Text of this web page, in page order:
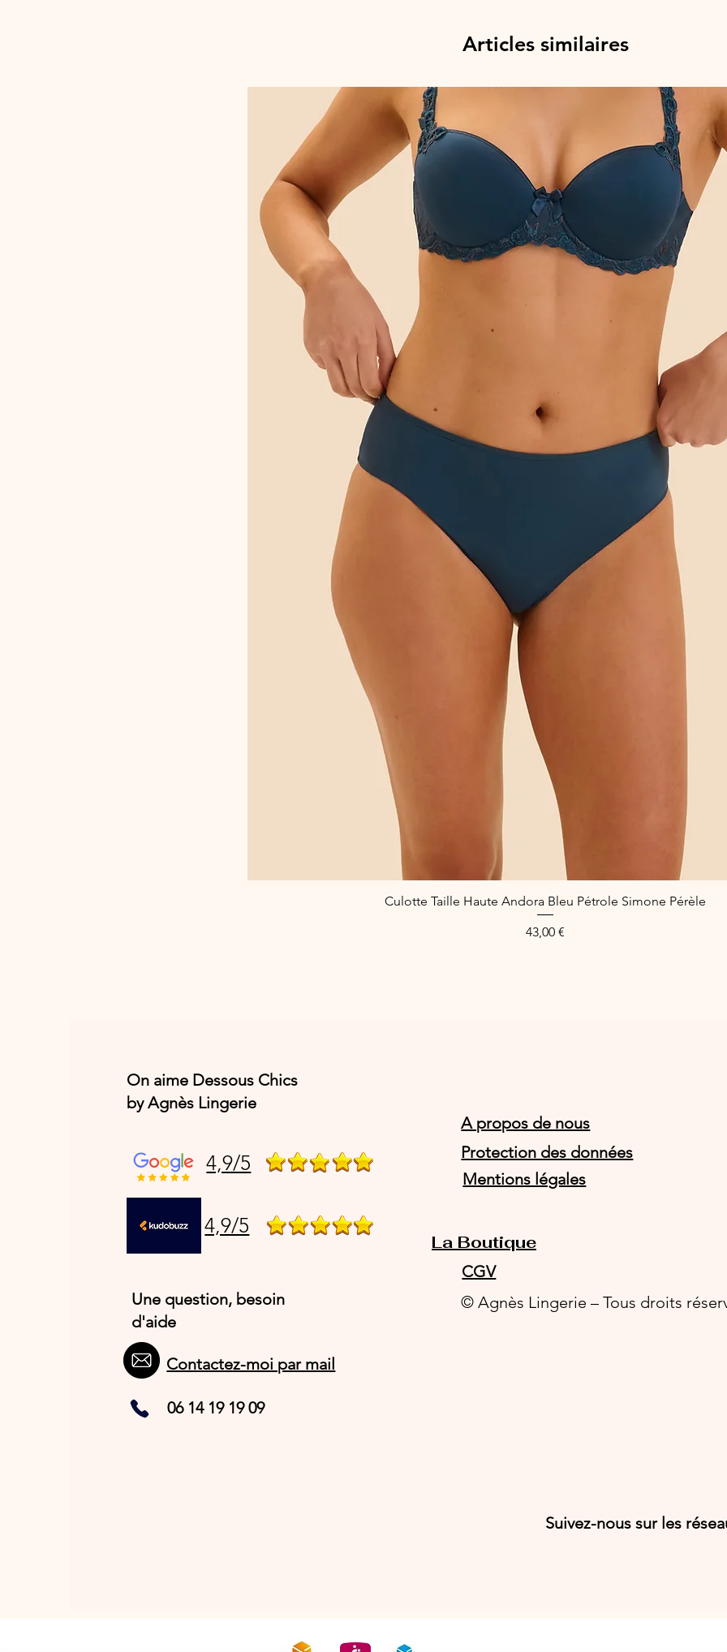
Articles similaires
Aperçu rapide
Culotte Taille Haute Andora Bleu Pétrole Simone Pérèle
Prix
43,00 €
On aime Dessous Chics
by Agnès Lingerie
4,9/5
4,9/5
Une question, besoin
d'aide
Contactez-moi par mail
06 14 19 19 09
A propos de nous
Protection des données
Mentions légales
CGV
© Agnès Lingerie – Tous droits
Suivez-nous sur les
La Boutique